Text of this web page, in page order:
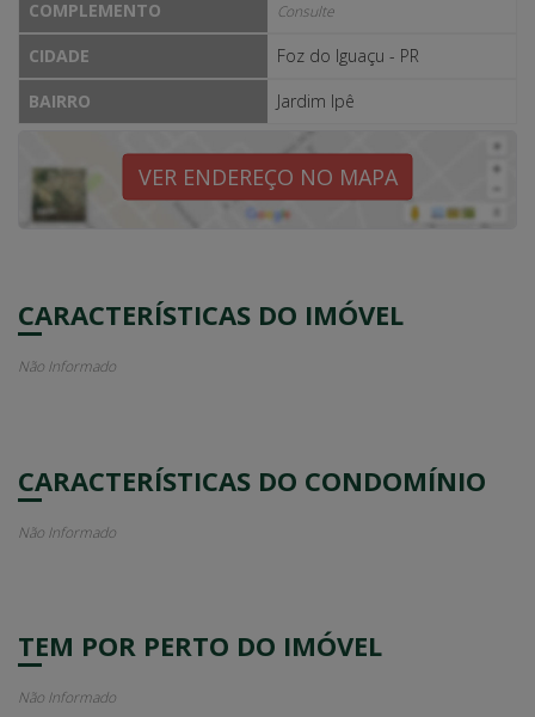
COMPLEMENTO Consulte
CIDADE
Foz do Iguaçu - PR
BAIRRO
Jardim Ipê
VER ENDEREÇO NO MAPA
CARACTERÍSTICAS DO IMÓVEL
Não Informado
CARACTERÍSTICAS DO CONDOMÍNIO
Não Informado
TEM POR PERTO DO IMÓVEL
Não Informado